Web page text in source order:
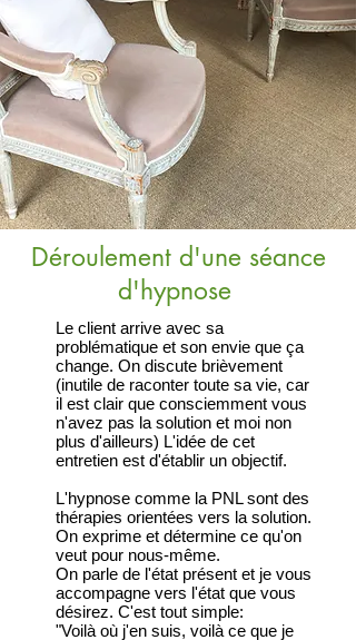
Déroulement d'une séance
d'hypnose
Le client arrive avec sa
problématique et son envie que ça
change. On discute brièvement
(inutile de raconter toute sa vie, car
il est clair que consciemment vous
n'avez pas la solution et moi non
plus d'ailleurs) L'idée de cet
entretien est d'établir un objectif.
L'hypnose comme la PNL sont des
thérapies orientées vers la solution.
On exprime et détermine ce qu'on
veut pour nous-même.
On parle de l'état présent et je vous
accompagne vers l'état que vous
désirez. C'est tout simple:
"Voilà où j'en suis, voilà ce que je